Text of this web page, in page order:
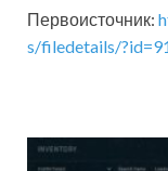
Первоисточник:
s/filedetails/